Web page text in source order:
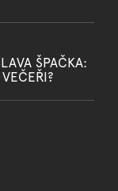
ŠPAČKA: